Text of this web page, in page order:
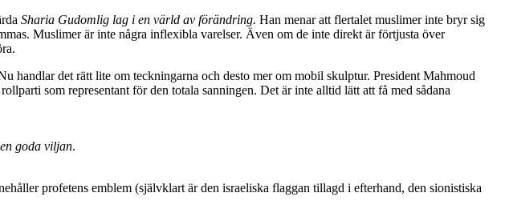
Sharia Gudomlig lag i en värld av förändring. Han menar att flertalet muslimer inte bryr sig
Muslimer är inte några inflexibla varelser. Även om de inte direkt är förtjusta över
handlar det rätt lite om teckningarna och desto mer om mobil skulptur. President Mahmoud
som representant för den totala sanningen. Det är inte alltid lätt att få med sådana
goda viljan.
profetens emblem (självklart är den israeliska flaggan tillagd i efterhand, den sionistiska